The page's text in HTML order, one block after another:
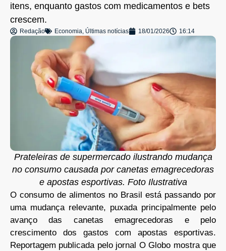
itens, enquanto gastos com medicamentos e bets
crescem.
Redação Economia, Últimas notícias 18/01/2026 16:14
Prateleiras de supermercado ilustrando mudança
no consumo causada por canetas emagrecedoras
e apostas esportivas. Foto Ilustrativa
O consumo de alimentos no Brasil está passando por
uma mudança relevante, puxada principalmente pelo
avanço das canetas emagrecedoras e pelo
crescimento dos gastos com apostas esportivas.
Reportagem publicada pelo jornal O Globo mostra que